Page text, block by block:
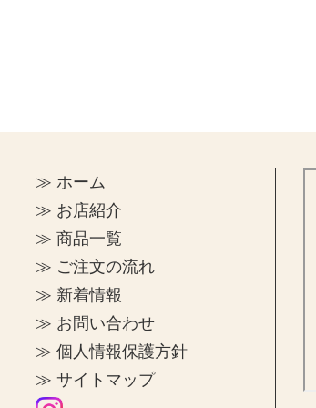
≫ ホーム
≫ お店紹介
≫ 商品一覧
≫ ご注文の流れ
≫ 新着情報
≫ お問い合わせ
≫ 個人情報保護方針
≫ サイトマップ